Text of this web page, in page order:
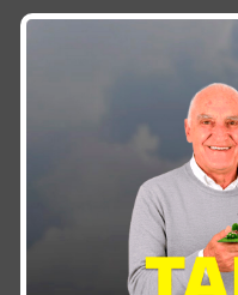
Enfócate en
varias deudas
concentres en
decir, cancela
deudas menos
monto
de tu lista y, si
mayor